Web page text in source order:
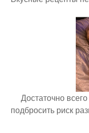
Достаточно
подбросить риск